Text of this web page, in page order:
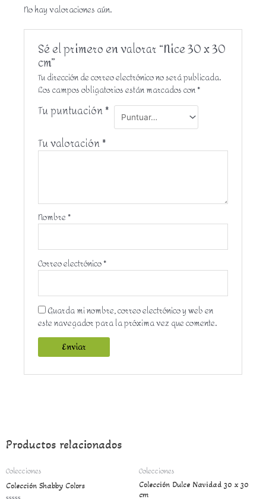
No hay valoraciones aún.
Sé el primero en valorar “Nice 30 x 30
cm”
Tu dirección de correo electrónico no será publicada.
Los campos obligatorios están marcados con*
Tu puntuación*
Tu valoración*
Nombre*
Correo electrónico*
Guarda mi nombre, correo electrónico y web en
este navegador para la próxima vez que comente.
Productos relacionados
Colecciones
Colección Shabby Colors
Colecciones
Colección Dulce Navidad 30 x 30
cm